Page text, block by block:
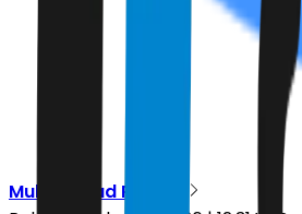
Muhammad Ridwan